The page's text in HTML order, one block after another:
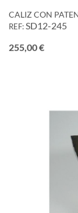
CALIZ CON
REF: SD12-245
255,00 €Precio